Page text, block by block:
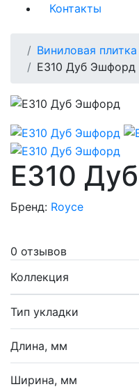
Контакты
Виниловая плитка
Е310 Дуб Эшфорд
Е310
Бренд: Royce
0 отзывов
Коллекция
Тип укладки
Длина, мм
Ширина, мм